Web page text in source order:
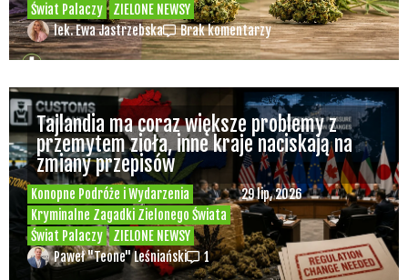
Świat Palaczy
ZIELONE NEWSY
lek. Ewa Jastrzebska Brak komentarzy
Konopne Podróże i Wydarzenia
Kryminalne Zagadki Zielonego Świata
Świat Palaczy
ZIELONE NEWSY
29 lip, 2026
Tajlandia ma coraz większe problemy z
przemytem zioła, inne kraje naciskają na
zmiany przepisów
Paweł "Teone" Leśniański 1